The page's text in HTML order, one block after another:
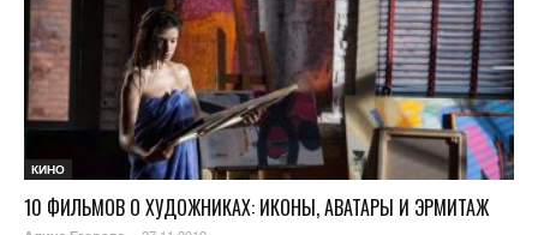
КИНО
10 ФИЛЬМОВ О ХУДОЖНИКАХ: ИКОНЫ, АВАТАРЫ И ЭРМИТАЖ